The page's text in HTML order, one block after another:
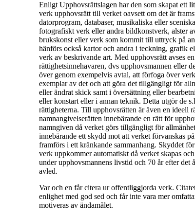
Enligt Upphovsrättslagen har den som skapat ett
verk upphovsrätt till verket oavsett om det är
datorprogram, databaser, musikaliska eller
fotografiskt verk eller andra bildkonstverk, alster
brukskonst eller verk som kommit till uttryck på
hänförs också kartor och andra i teckning, grafik
verk av beskrivande art. Med upphovsrätt avses
rättighetsinnehavaren, dvs upphovsmannen eller
över genom exempelvis avtal, att förfoga över
exemplar av det och att göra det tillgängligt för
eller ändrat skick samt i översättning eller
eller konstart eller i annan teknik. Detta utgör de
rättigheterna. Till upphovsrätten är även en ideell
namnangivelserätten innebärande en rätt för
namngiven då verket görs tillgängligt för
innebärande ett skydd mot att verket förvanskas
framförs i ett kränkande sammanhang. Skyddet
verk uppkommer automatiskt då verket skapas
under upphovsmannens livstid och 70 år efter det
avled.
Var och en får citera ur offentliggjorda verk.
enlighet med god sed och får inte vara mer
motiveras av ändamålet.